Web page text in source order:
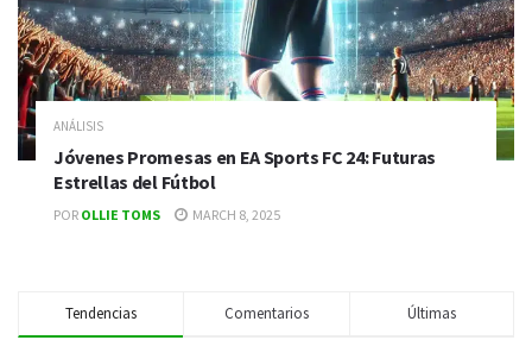
ANÁLISIS
Jóvenes Promesas en EA Sports FC 24: Futuras
Estrellas del Fútbol
POR OLLIE TOMS MARCH 8, 2025
Tendencias Comentarios Últimas